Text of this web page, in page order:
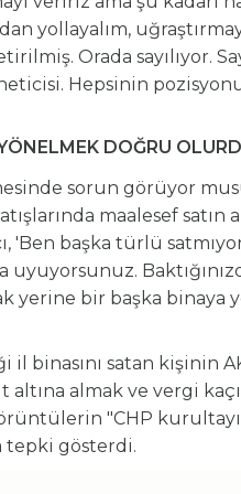
yollayalım,
Orada sayılıyor.
Hepsinin
DOĞRU
sorun görüyor
maalesef satın
'Ben başka türlü
uyuyorsunuz.
yerine bir başka binaya
il binasını satan kişinin
almak ve vergi
"CHP
tepki gösterdi.